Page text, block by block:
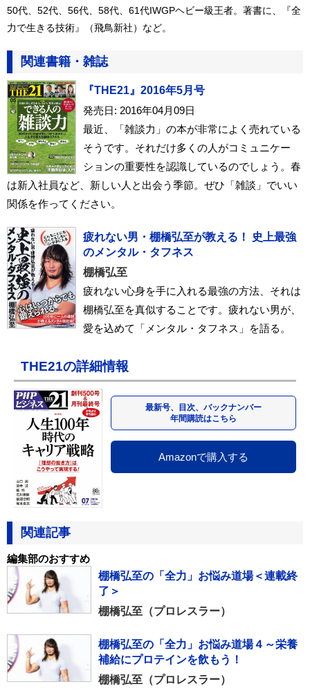
50代、52代、56代、58代、61代IWGPヘビー級王者。著書に、『全
力で生きる技術』（飛鳥新社）など。
関連書籍・雑誌
『THE21』2016年5月号
発売日: 2016年04月09日
最近、「雑談力」の本が非常によく売れている
そうです。それだけ多くの人がコミュニケー
ションの重要性を認識しているのでしょう。春
は新入社員など、新しい人と出会う季節。ぜひ「雑談」でいい
関係を作ってください。
疲れない男・棚橋弘至が教える！ 史上最強
のメンタル・タフネス
棚橋弘至
疲れない心身を手に入れる最強の方法、それは
棚橋弘至を真似することです。疲れない男が、
愛を込めて「メンタル・タフネス」を語る。
THE21の詳細情報
最新号、目次、バックナンバー
年間購読はこちら
Amazonで購入する
関連記事
編集部のおすすめ
棚橋弘至の「全力」お悩み道場＜連載終
了＞
棚橋弘至（プロレスラー）
棚橋弘至の「全力」お悩み道場４～栄養
補給にプロテインを飲もう！
棚橋弘至（プロレスラー）